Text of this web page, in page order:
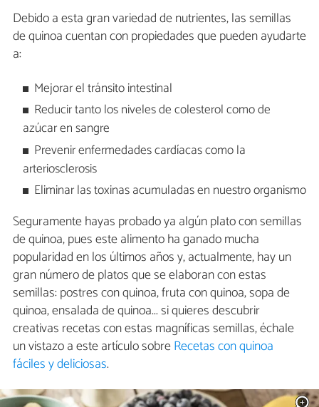
Debido a esta gran variedad de nutrientes, las semillas
de quinoa cuentan con propiedades que pueden ayudarte
a:
Mejorar el tránsito intestinal
Reducir tanto los niveles de colesterol como de
azúcar en sangre
Prevenir enfermedades cardíacas como la
arteriosclerosis
Eliminar las toxinas acumuladas en nuestro organismo
Seguramente hayas probado ya algún plato con semillas
de quinoa, pues este alimento ha ganado mucha
popularidad en los últimos años y, actualmente, hay un
gran número de platos que se elaboran con estas
semillas: postres con quinoa, fruta con quinoa, sopa de
quinoa, ensalada de quinoa... si quieres descubrir
creativas recetas con estas magníficas semillas, échale
un vistazo a este artículo sobreRecetas con quinoa
fáciles y deliciosas.